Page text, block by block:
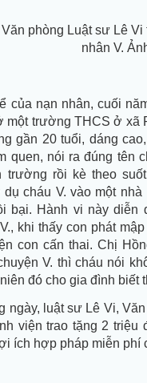
phòng Luật sư Lê
nhân V.
của nạn nhân, cuối
một trường THCS ở xã
gần 20 tuổi, dáng
quen, nói ra đúng tên
trường rồi kè theo
cháu V. vào một
bại. Hành vi này diễn
khi thấy con phát
con cấn thai. Chị
V. thì cháu nói
đó cho gia đình biết
ngày, luật sư Lê Vi,
viện trao tặng 2 triệu
ích hợp pháp miễn phí